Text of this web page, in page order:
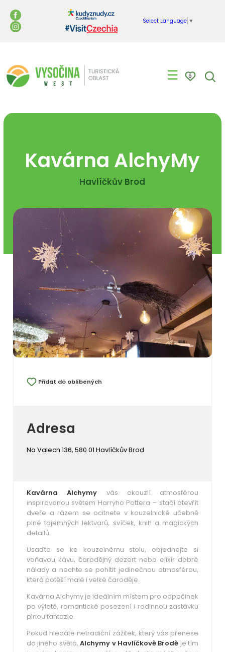
Select Language ▼
☰ 0
Kavárna AlchyMy
Havlíčkův Brod
Přidat do oblíbených
Adresa
Na Valech 136, 580 01 Havlíčkův Brod
Kavárna Alchymy vás okouzlí atmosférou
inspirovanou světem Harryho Pottera – stačí otevřít
dveře a rázem se ocitnete v kouzelnické učebně
plné tajemných lektvarů, svíček, knih a magických
detailů.
Usaďte se ke kouzelnému stolu, objednejte si
voňavou kávu, čarodějný dezert nebo elixír dobré
nálady a nechte se pohltit jedinečnou atmosférou,
která potěší malé i velké čaroděje.
Kavárna Alchymy je ideálním místem pro odpočinek
po výletě, romantické posezení i rodinnou zastávku
plnou fantazie.
Pokud hledáte netradiční zážitek, který vás přenese
do jiného světa,Alchymy v Havlíčkově Brodě je tím